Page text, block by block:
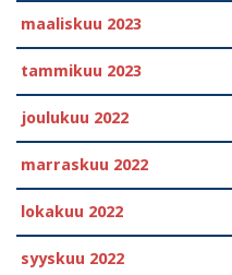
maaliskuu 2023
tammikuu 2023
joulukuu 2022
marraskuu 2022
lokakuu 2022
syyskuu 2022